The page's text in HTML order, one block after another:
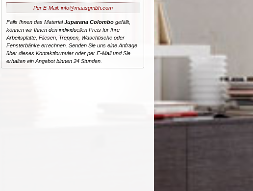
Per E-Mail: info@maasgmbh.com
Falls Ihnen das MaterialJuparana Colombogefällt,
können wir Ihnen den individuellen Preis für Ihre
Arbeitsplatte, Fliesen, Treppen, Waschtische oder
Fensterbänke errechnen. Senden Sie uns eine Anfrage
über dieses Kontaktformular oder per E-Mail und Sie
erhalten ein Angebot binnen 24 Stunden.